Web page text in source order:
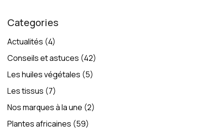
Categories
Actualités (4)
Conseils et astuces (42)
Les huiles végétales (5)
Les tissus (7)
Nos marques à la une (2)
Plantes africaines (59)